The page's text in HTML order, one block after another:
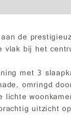
de
vlak bij het
met 3
omringd
lichte
uitzicht